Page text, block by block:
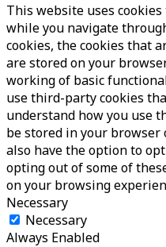
This website uses
while you navigate
cookies, the cookies that
are stored on your
working of basic
use third-party cookies
understand how you use
be stored in your browser
also have the option to
opting out of some of
on your browsing
Necessary
Necessary
Always Enabled